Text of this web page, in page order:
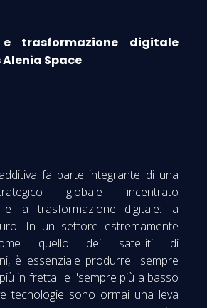
e trasformazione digitale
Space
fa parte integrante di una
globale incentrato
e la trasformazione digitale: la
In un settore estremamente
quello dei satelliti di
è essenziale produrre "sempre
in fretta" e "sempre più a basso
tecnologie sono ormai una leva